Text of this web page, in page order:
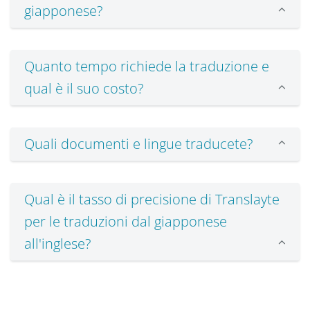
giapponese?
Quanto tempo richiede la traduzione e
qual è il suo costo?
Quali documenti e lingue traducete?
Qual è il tasso di precisione di Translayte
per le traduzioni dal giapponese
all'inglese?